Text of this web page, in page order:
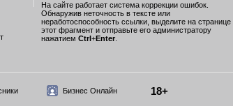
На сайте работает система коррекции ошибок.
Обнаружив неточность в тексте или
неработоспособность ссылки, выделите на странице
этот фрагмент и отправьте его администратору
нажатием Ctrl +Enter.
Бизнес Онлайн 18+